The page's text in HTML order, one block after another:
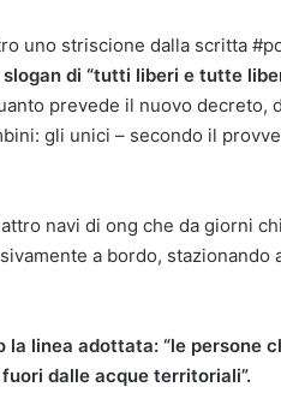
uno striscione dalla scritta
di “tutti liberi e tutte
prevede il nuovo decreto,
gli unici – secondo il
navi di ong che da giorni
a bordo,
linea adottata: “le persone
dalle acque territoriali”.